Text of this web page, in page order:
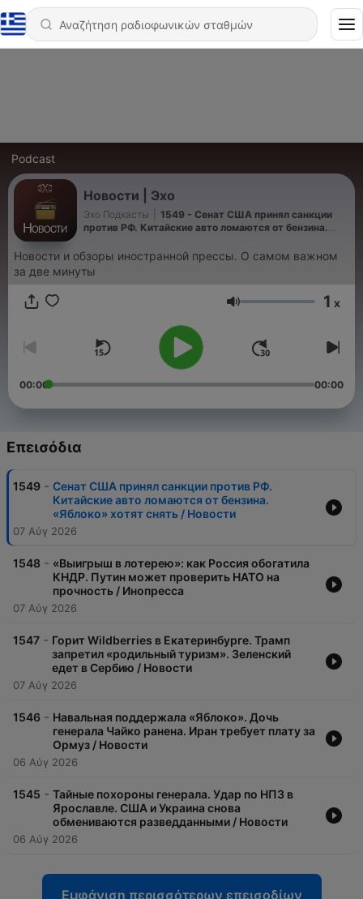
Podcast
Новости | Эхо
Эхо Подкасты
1549 - Сенат США принял санкции
против РФ. Китайские авто ломаются от бензина.
Новости и обзоры иностранной прессы. О самом важном
за две минуты
Ένταση 1 x
00:00 00:00
Επεισόδια
1549 - Сенат США принял санкции против РФ.
Китайские авто ломаются от бензина.
«Яблоко» хотят снять / Новости
07 Αύγ 2026
1548 - «Выигрыш в лотерею»: как Россия обогатила
КНДР. Путин может проверить НАТО на
прочность / Инопресса
07 Αύγ 2026
1547 - Горит Wildberries в Екатеринбурге. Трамп
запретил «родильный туризм». Зеленский
едет в Сербию / Новости
07 Αύγ 2026
1546 - Навальная поддержала «Яблоко». Дочь
генерала Чайко ранена. Иран требует плату за
Ормуз / Новости
06 Αύγ 2026
1545 - Тайные похороны генерала. Удар по НПЗ в
Ярославле. США и Украина снова
обмениваются разведданными / Новости
06 Αύγ 2026
Εμφάνιση περισσότερων επεισοδίων